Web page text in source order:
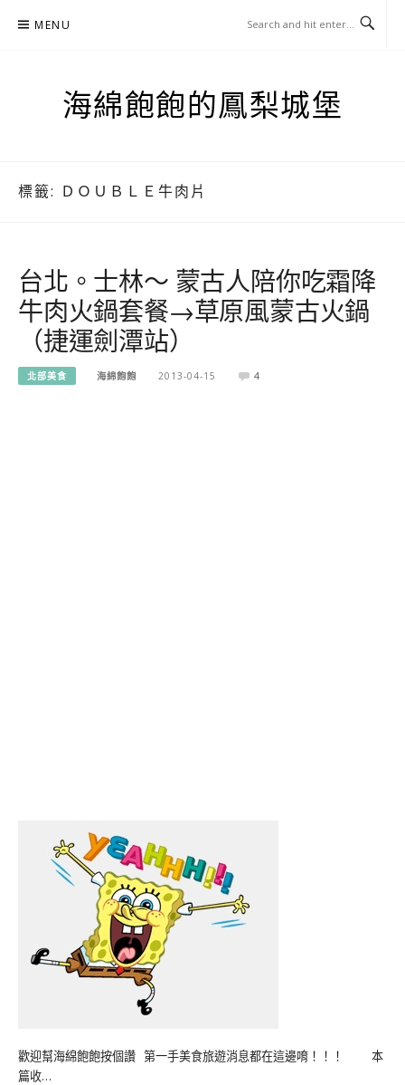
MENU
海綿飽飽的鳳梨城堡
標籤: ＤＯＵＢＬＥ牛肉片
台北。士林～ 蒙古人陪你吃霜降
牛肉火鍋套餐→草原風蒙古火鍋
（捷運劍潭站）
北部美食 海綿飽飽 2013-04-15 4
歡迎幫海綿飽飽按個讚 第一手美食旅遊消息都在這邊唷！！！ 本
篇收…